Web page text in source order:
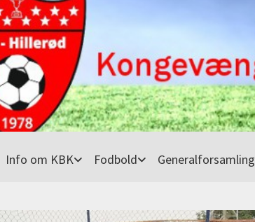
Info om KBK Fodbold Generalforsamling